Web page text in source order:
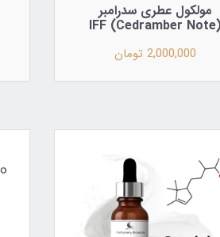
مولکول عطری سدرامبر
2,000,000 تومان